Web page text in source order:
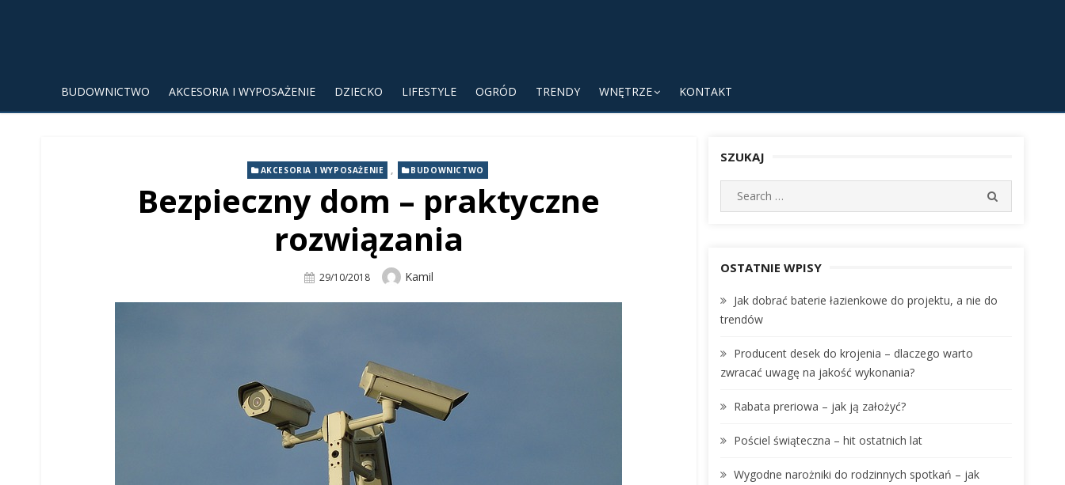
BUDOWNICTWO AKCESORIA I WYPOSAŻENIE DZIECKO LIFESTYLE OGRÓD TRENDY WNĘTRZE KONTAKT
AKCESORIA I WYPOSAŻENIE , BUDOWNICTWO
Bezpieczny dom – praktyczne
rozwiązania
Posted
29/10/2018 Author
Kamil
SZUKAJ
e
c
f
o
:
E
OSTATNIE WPISY
Jak dobrać baterie łazienkowe do projektu, a nie do
trendów
Producent desek do krojenia – dlaczego warto
zwracać uwagę na jakość wykonania?
Rabata preriowa – jak ją założyć?
Pościel świąteczna – hit ostatnich lat
Wygodne narożniki do rodzinnych spotkań – jak